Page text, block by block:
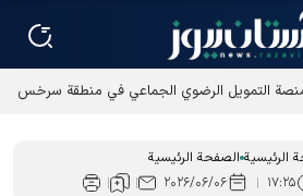
التمويل الرضوي الجماعي في منطقة سرخس
الرئيسية الصفحة الرئيسية
۱۷:۲۵ ۲۰۲۶/۰۶/۰۶